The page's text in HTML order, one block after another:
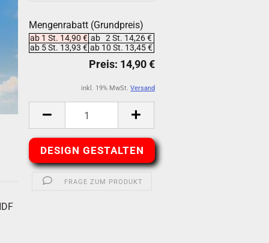
Mengenrabatt (Grundpreis)
ab 1 St. 14,90 € ab 2 St. 14,26 €
ab 5 St. 13,93 € ab 10 St. 13,45 €
inkl. 19% MwSt. Versand
DESIGN GESTALTEN
FRAGE ZUM PRODUKT